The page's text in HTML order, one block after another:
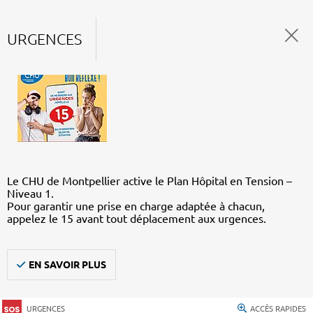
URGENCES
Le CHU de Montpellier active le Plan Hôpital en Tension –
Niveau 1.
Pour garantir une prise en charge adaptée à chacun,
appelez le 15 avant tout déplacement aux urgences.
EN SAVOIR PLUS
URGENCES ACCÈS RAPIDES